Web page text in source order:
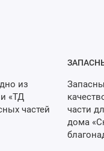
из
«ТД
частей
части
дома